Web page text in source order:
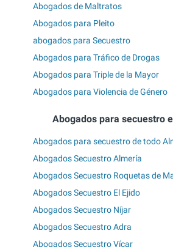
Abogados de Maltratos
Abogados para Pleito
abogados para Secuestro
Abogados para Tráfico de Drogas
Abogados para Triple de la Mayor
Abogados para Violencia de Género
Abogados para secuestro
Abogados para secuestro de todo
Abogados Secuestro Almería
Abogados Secuestro Roquetas de
Abogados Secuestro El Ejido
Abogados Secuestro Níjar
Abogados Secuestro Adra
Abogados Secuestro Vícar